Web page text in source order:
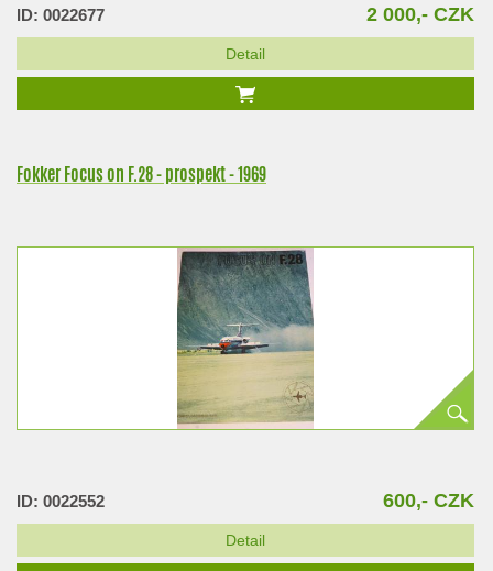
ID: 0022677 2 000,- CZK
Detail
Fokker Focus on F.28 - prospekt - 1969
ID: 0022552 600,- CZK
Detail